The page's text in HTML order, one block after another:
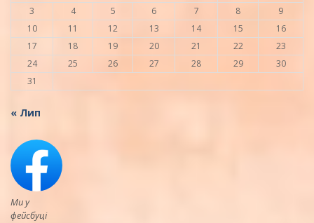
3
4 5 6 7 8
9
10
11 12 13 14 15
16
17
18 19 20 21 22
23
24
25 26 27 28 29
30
31
« Лип
Ми у
фейсбуці